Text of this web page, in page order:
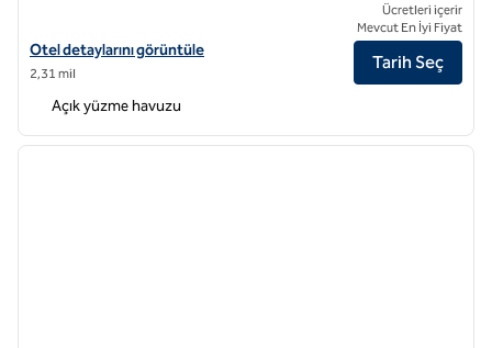
Hilton Hawaiian Village'daki Hilton Grand Vacations Club Hilton otel
Otel detaylarını görüntüle
2,31 mil
Ücretleri içerir
Mevcut En İyi Fiyat
Tarih Seç
Açık yüzme havuzu
1 / 12